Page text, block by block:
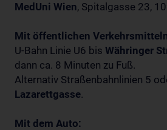
MedUni Wien, Spitalgasse 23,
Mit öffentlichen
U-Bahn Linie U6 bis Währinger
dann ca. 8 Minuten zu Fuß.
Alternativ Straßenbahnlinien 5
Lazarettgasse.
Mit dem Auto: